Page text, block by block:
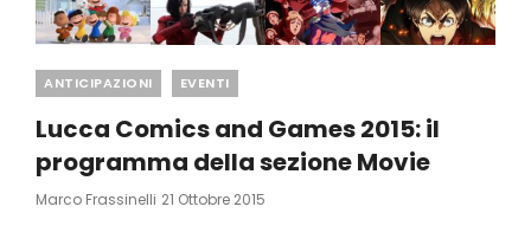
Categories
ANTICIPAZIONI EVENTI
Lucca Comics and Games 2015: il
programma della sezione Movie
Marco Frassinelli Posted
21 Ottobre 2015